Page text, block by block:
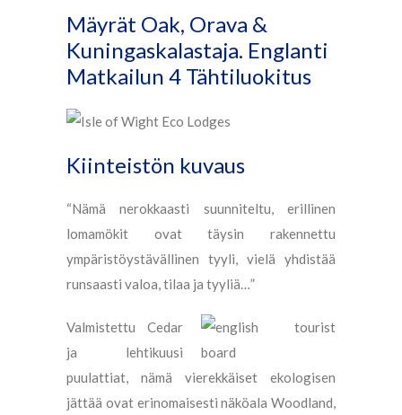
Mäyrät Oak, Orava &
Kuningaskalastaja. Englanti
Matkailun 4 Tähtiluokitus
Kiinteistön kuvaus
“Nämä nerokkaasti suunniteltu, erillinen
lomamökit ovat täysin rakennettu
ympäristöystävällinen tyyli, vielä yhdistää
runsaasti valoa, tilaa ja tyyliä…”
Valmistettu Cedar
ja lehtikuusi
puulattiat, nämä vierekkäiset ekologisen
jättää ovat erinomaisesti näköala Woodland,